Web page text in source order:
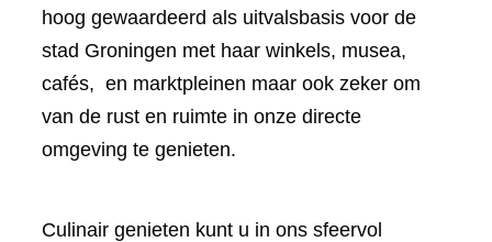
hoog gewaardeerd als uitvalsbasis voor de
stad Groningen met haar winkels, musea,
cafés, en marktpleinen maar ook zeker om
van de rust en ruimte in onze directe
omgeving te genieten.
Culinair genieten kunt u in ons sfeervol